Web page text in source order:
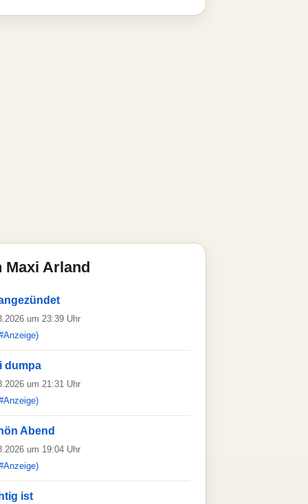
Maxi Arland
um 23:39 Uhr
dumpa
um 21:31 Uhr
Abend
um 19:04 Uhr
ist